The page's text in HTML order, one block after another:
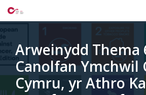
Mynd
i'r
cynnwys
Arweinydd Thema
Canolfan Ymchwil
Cymru, yr Athro